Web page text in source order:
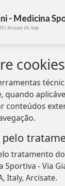
- Medicina
Arcisate VA, Italy
cookies
quando
conteúdos
pelo
tratamento
Sportiva - Via
Italy, Arcisate.